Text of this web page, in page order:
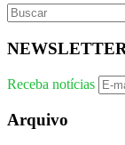
Receba notícias
Arquivo